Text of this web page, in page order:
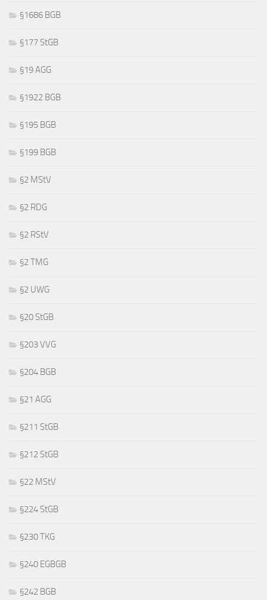
§1686 BGB
§177 StGB
§19 AGG
§1922 BGB
§195 BGB
§199 BGB
§2 MStV
§2 RDG
§2 RStV
§2 TMG
§2 UWG
§20 StGB
§203 VVG
§204 BGB
§21 AGG
§211 StGB
§212 StGB
§22 MStV
§224 StGB
§230 TKG
§240 EGBGB
§242 BGB